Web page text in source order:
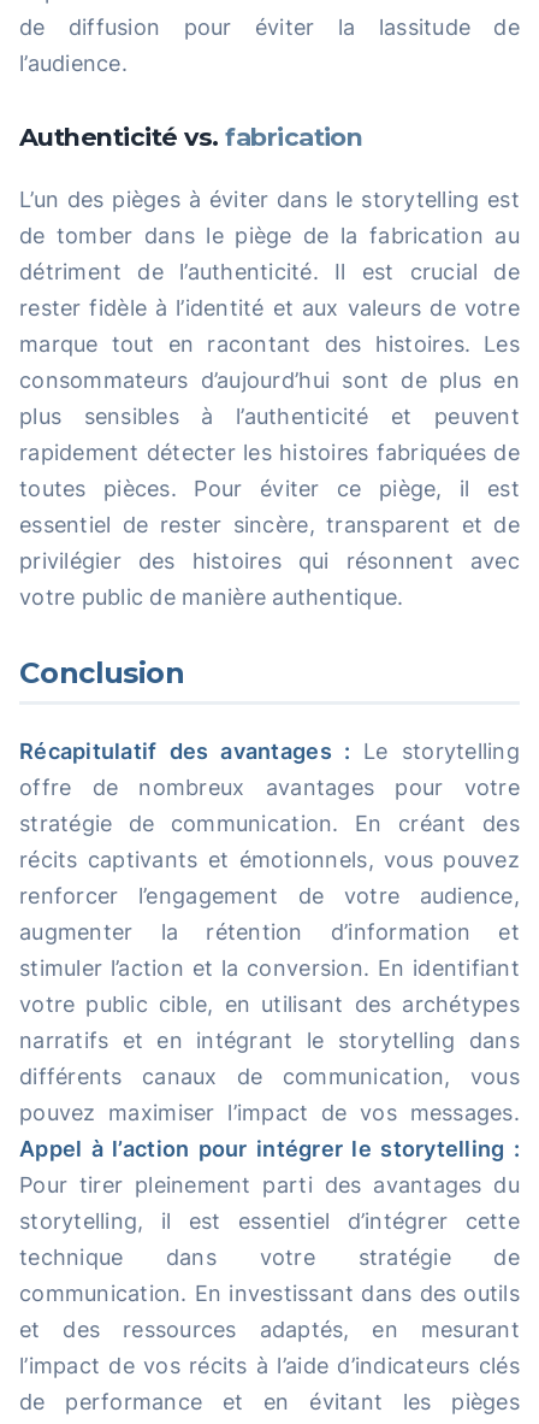
de diffusion pour éviter la lassitude de
l’audience.
Authenticité vs. fabrication
L’un des pièges à éviter dans le storytelling est
de tomber dans le piège de la fabrication au
détriment de l’authenticité. Il est crucial de
rester fidèle à l’identité et aux valeurs de votre
marque tout en racontant des histoires. Les
consommateurs d’aujourd’hui sont de plus en
plus sensibles à l’authenticité et peuvent
rapidement détecter les histoires fabriquées de
toutes pièces. Pour éviter ce piège, il est
essentiel de rester sincère, transparent et de
privilégier des histoires qui résonnent avec
votre public de manière authentique.
Conclusion
Récapitulatif des avantages : Le storytelling
offre de nombreux avantages pour votre
stratégie de communication. En créant des
récits captivants et émotionnels, vous pouvez
renforcer l’engagement de votre audience,
augmenter la rétention d’information et
stimuler l’action et la conversion. En identifiant
votre public cible, en utilisant des archétypes
narratifs et en intégrant le storytelling dans
différents canaux de communication, vous
pouvez maximiser l’impact de vos messages.
Appel à l’action pour intégrer le storytelling :
Pour tirer pleinement parti des avantages du
storytelling, il est essentiel d’intégrer cette
technique dans votre stratégie de
communication. En investissant dans des outils
et des ressources adaptés, en mesurant
l’impact de vos récits à l’aide d’indicateurs clés
de performance et en évitant les pièges